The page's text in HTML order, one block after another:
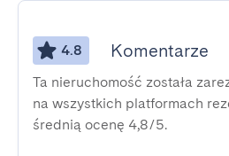
4.8 Komentarze
Ta nieruchomość została
na wszystkich platformach
średnią ocenę 4,8/5.